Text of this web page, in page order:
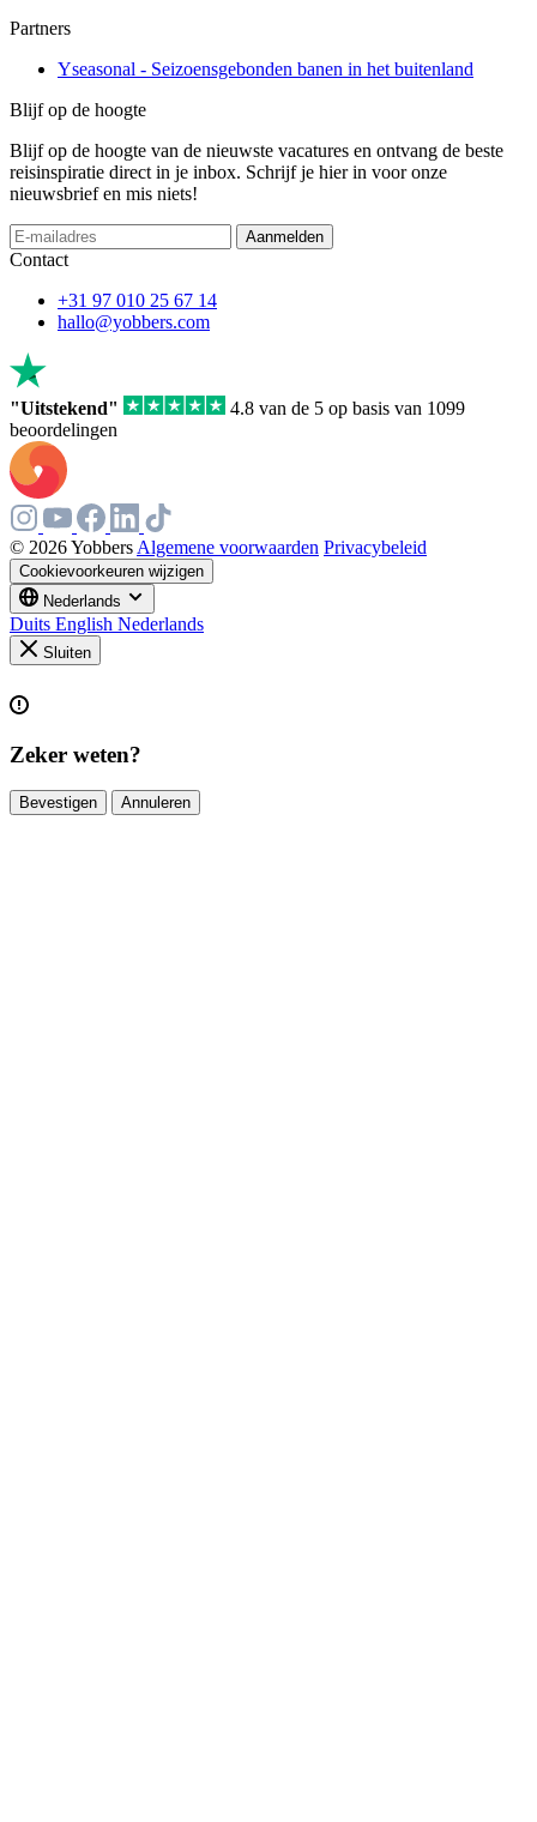
Partners
Yseasonal - Seizoensgebonden banen in het buitenland
Blijf op de hoogte
Blijf op de hoogte van de nieuwste vacatures en ontvang de beste
reisinspiratie direct in je inbox. Schrijf je hier in voor onze
nieuwsbrief en mis niets!
Aanmelden
Contact
+31 97 010 25 67 14
hallo@yobbers.com
"Uitstekend"
4.8 van de 5 op basis van 1099
beoordelingen
© 2026 Yobbers Algemene voorwaarden Privacybeleid
Cookievoorkeuren wijzigen
Nederlands
Duits English Nederlands
Sluiten
Zeker weten?
Bevestigen Annuleren